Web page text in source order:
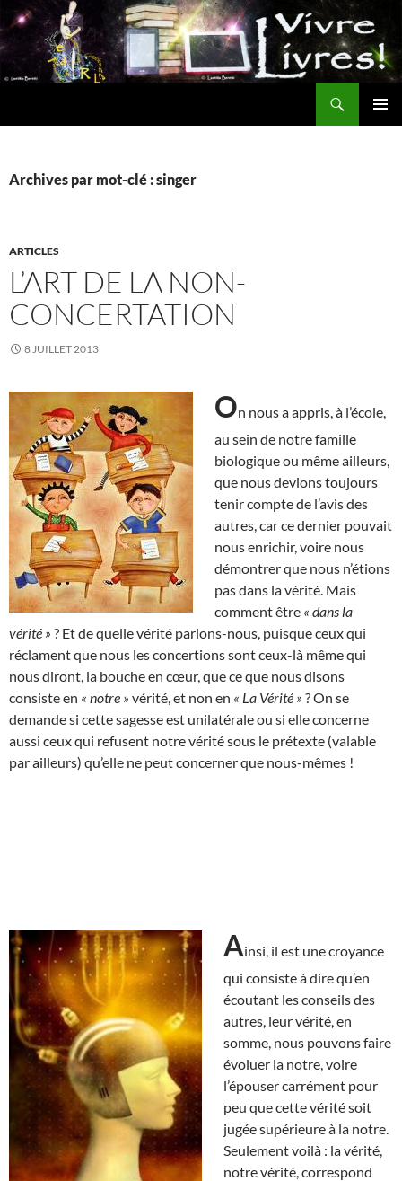
Aller
au
contenu
Archives par mot-clé : singer
ARTICLES
L’ART DE LA NON-
CONCERTATION
8 JUILLET 2013
On nous a appris, à l’école,
au sein de notre famille
biologique ou même ailleurs,
que nous devions toujours
tenir compte de l’avis des
autres, car ce dernier pouvait
nous enrichir, voire nous
démontrer que nous n’étions
pas dans la vérité. Mais
comment être « dans la
vérité » ? Et de quelle vérité parlons-nous, puisque ceux qui
réclament que nous les concertions sont ceux-là même qui
nous diront, la bouche en cœur, que ce que nous disons
consiste en « notre » vérité, et non en « La Vérité » ? On se
demande si cette sagesse est unilatérale ou si elle concerne
aussi ceux qui refusent notre vérité sous le prétexte (valable
par ailleurs) qu’elle ne peut concerner que nous-mêmes !
Ainsi, il est une croyance
qui consiste à dire qu’en
écoutant les conseils des
autres, leur vérité, en
somme, nous pouvons faire
évoluer la notre, voire
l’épouser carrément pour
peu que cette vérité soit
jugée supérieure à la notre.
Seulement voilà : la vérité,
notre vérité, correspond